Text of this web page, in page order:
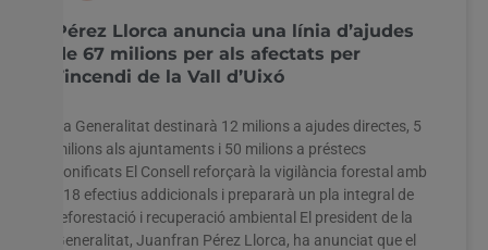
Pérez Llorca anuncia una línia d’ajudes
de 67 milions per als afectats per
l’incendi de la Vall d’Uixó
La Generalitat destinarà 12 milions a ajudes directes, 5
milions als ajuntaments i 50 milions a préstecs
bonificats El Consell reforçarà la vigilància forestal amb
118 efectius addicionals i prepararà un pla integral de
reforestació i recuperació ambiental El president de la
Generalitat, Juanfran Pérez Llorca, ha anunciat que el